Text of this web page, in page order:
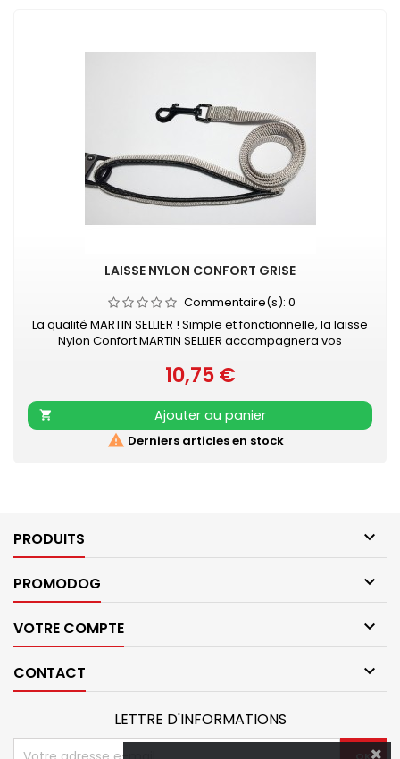
LAISSE NYLON CONFORT GRISE
Commentaire(s): 0
La qualité MARTIN SELLIER ! Simple et fonctionnelle, la laisse
Nylon Confort MARTIN SELLIER accompagnera vos
et résistante Poignée renforcée pour plus de confort
Mousqueton laqué noir Retrouvez également les COLLIERS
NYLON CONFORT assortis
Prix
10,75 €

Ajouter au panier
 Derniers articles en stock
PRODUITS 
PROMODOG 
VOTRE COMPTE 
CONTACT 
LETTRE D'INFORMATIONS